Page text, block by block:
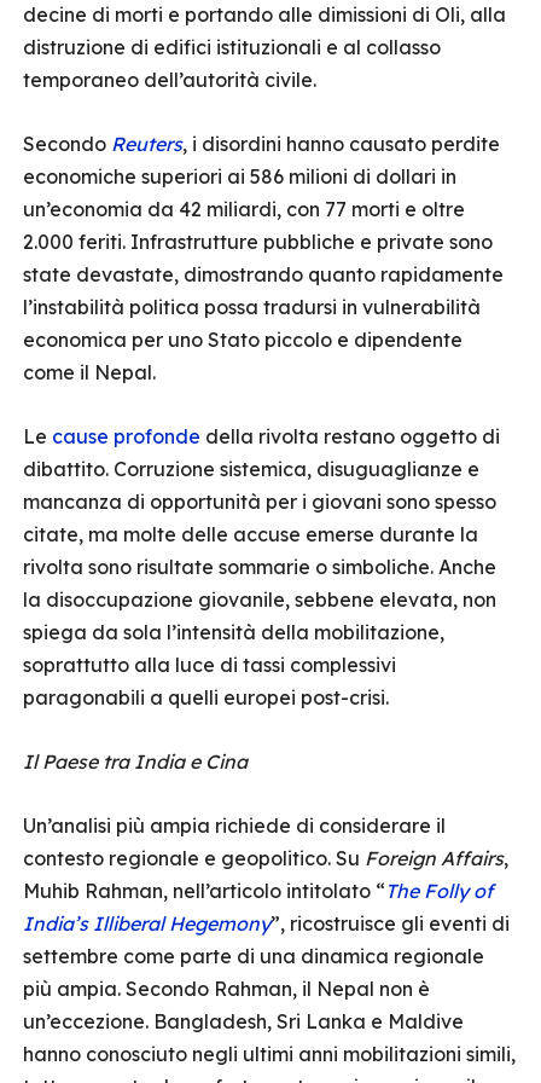
decine di morti e portando alle dimissioni di Oli, alla
distruzione di edifici istituzionali e al collasso
temporaneo dell’autorità civile.
Secondo Reuters, i disordini hanno causato perdite
economiche superiori ai 586 milioni di dollari in
un’economia da 42 miliardi, con 77 morti e oltre
2.000 feriti. Infrastrutture pubbliche e private sono
state devastate, dimostrando quanto rapidamente
l’instabilità politica possa tradursi in vulnerabilità
economica per uno Stato piccolo e dipendente
come il Nepal.
Le cause profonde della rivolta restano oggetto di
dibattito. Corruzione sistemica, disuguaglianze e
mancanza di opportunità per i giovani sono spesso
citate, ma molte delle accuse emerse durante la
rivolta sono risultate sommarie o simboliche. Anche
la disoccupazione giovanile, sebbene elevata, non
spiega da sola l’intensità della mobilitazione,
soprattutto alla luce di tassi complessivi
paragonabili a quelli europei post-crisi.
Il Paese tra India e Cina
Un’analisi più ampia richiede di considerare il
contesto regionale e geopolitico. Su Foreign Affairs,
Muhib Rahman, nell’articolo intitolato “ The Folly of
India’s Illiberal Hegemony”, ricostruisce gli eventi di
settembre come parte di una dinamica regionale
più ampia. Secondo Rahman, il Nepal non è
un’eccezione. Bangladesh, Sri Lanka e Maldive
hanno conosciuto negli ultimi anni mobilitazioni simili,